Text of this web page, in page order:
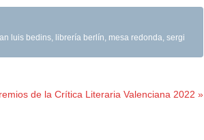
luis bedins librería berlín mesa redonda sergi
de la Crítica Literaria Valenciana 2022 »